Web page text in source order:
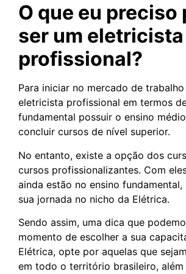
O que eu preciso
ser um eletricista
profissional?
Para iniciar no mercado de
eletricista profissional em termos
fundamental possuir o ensino
concluir cursos de nível superior.
No entanto, existe a opção dos
cursos profissionalizantes. Com
ainda estão no ensino
sua jornada no nicho da Elétrica.
Sendo assim, uma dica que
momento de escolher a sua
Elétrica, opte por aquelas que
em todo o território brasileiro, além